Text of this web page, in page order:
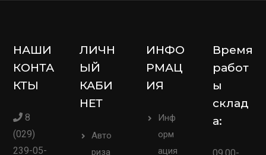
НАШИ
КОНТА
КТЫ
8
(029)
239-05-
ЛИЧН
ЫЙ
КАБИ
НЕТ
Авто
риза
ИНФО
РМАЦ
ИЯ
Инф
орм
ация
Время
работ
ы
склад
а: